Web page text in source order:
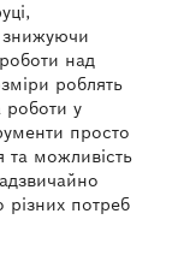
знижуючи
над
роблять
роботи у
просто
та можливість
потреб